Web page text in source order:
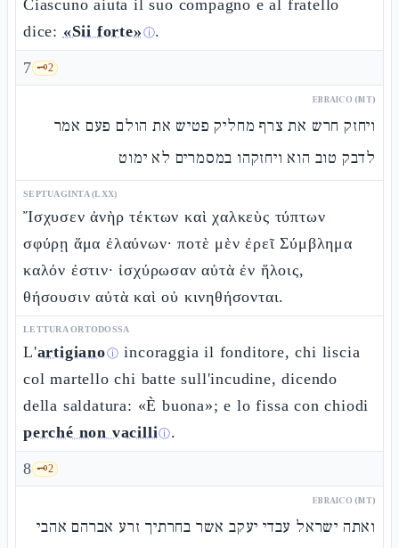
Ciascuno aiuta il suo compagno e al fratello
dice: «Sii forte» ⓘ.
7 🗝️2
EBRAICO (MT)
ויחזק חרש את צרף מחליק פטיש את הולם פעם אמר
לדבק טוב הוא ויחזקהו במסמרים לא ימוט
SEPTUAGINTA (LXX)
Ἴσχυσεν ἀνὴρ τέκτων καὶ χαλκεὺς τύπτων
σφύρῃ ἅμα ἐλαύνων· ποτὲ μὲν ἐρεῖ Σύμβλημα
καλόν ἐστιν· ἰσχύρωσαν αὐτὰ ἐν ἥλοις,
θήσουσιν αὐτὰ καὶ οὐ κινηθήσονται.
LETTURA ORTODOSSA
L'artigianoⓘ incoraggia il fonditore, chi liscia
col martello chi batte sull'incudine, dicendo
della saldatura: «È buona»; e lo fissa con chiodi
perché non vacilliⓘ.
8 🗝️2
EBRAICO (MT)
ואתה ישראל עבדי יעקב אשר בחרתיך זרע אברהם אהבי